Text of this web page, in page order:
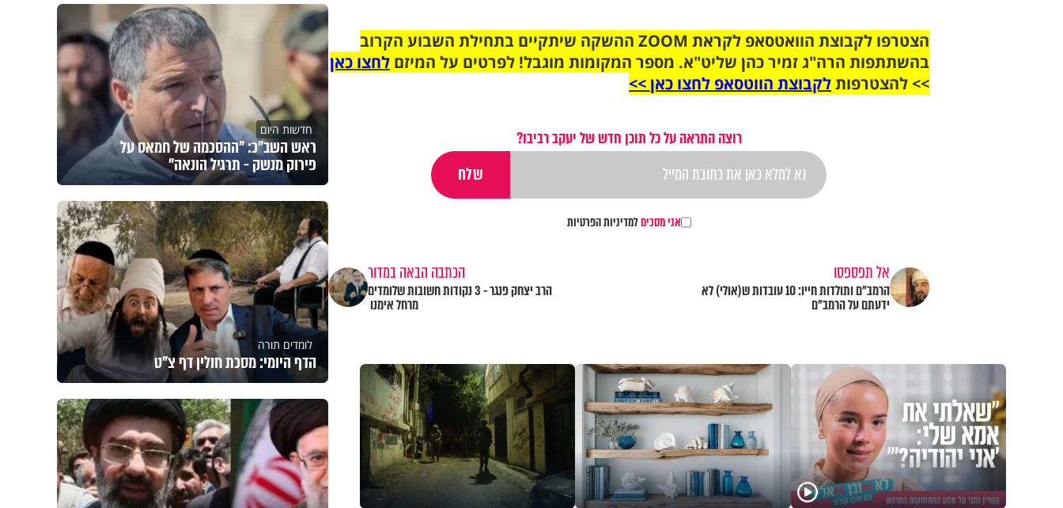
הצטרפו לקבוצת הוואטסאפ לקראת ZOOM ההשקה שיתקיים בתחילת השבוע הקרוב
בהשתתפות הרה"ג זמיר כהן שליט"א. מספר המקומות מוגבל! לפרטים על המיזם לחצו כאן
>> להצטרפותלקבוצת הווטסאפ לחצו כאן >>
רוצה התראה על כל תוכן חדש של יעקב רביבו?
אני מסכיםלמדיניות הפרטיות
אל תפספסו
הרמב"ם ותולדות חייו: 10 עובדות ש(אולי) לא
ידעתם על הרמב"ם
הכתבה הבאה במדור
הרב יצחק פנגר - 3 נקודות חשובות שלומדים
מרחל אימנו
חדשות היום
ראש השב"כ: "ההסכמה של חמאס על
פירוק מנשק - תרגיל הונאה"
לומדים תורה
הדף היומי: מסכת חולין דף צ"ט